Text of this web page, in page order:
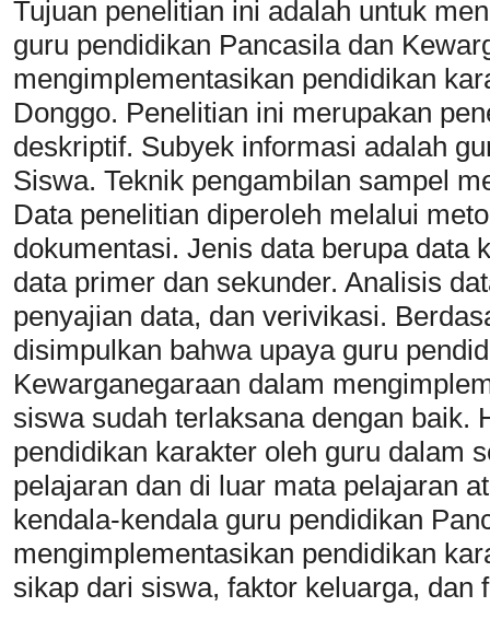
Tujuan penelitian ini adalah untuk
guru pendidikan Pancasila dan
mengimplementasikan pendidikan
Donggo. Penelitian ini merupakan
deskriptif. Subyek informasi adalah
Siswa. Teknik pengambilan sampel
Data penelitian diperoleh melalui
dokumentasi. Jenis data berupa data
data primer dan sekunder. Analisis
penyajian data, dan verivikasi.
disimpulkan bahwa upaya guru
Kewarganegaraan dalam
siswa sudah terlaksana dengan baik.
pendidikan karakter oleh guru dalam
pelajaran dan di luar mata pelajaran
kendala-kendala guru pendidikan
mengimplementasikan pendidikan
sikap dari siswa, faktor keluarga, dan